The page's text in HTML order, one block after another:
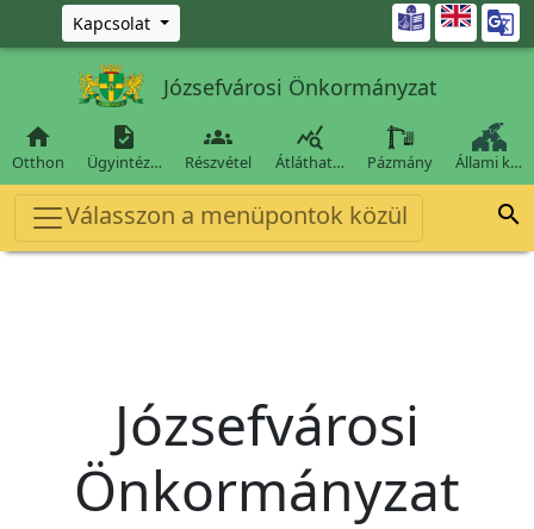
Ugrás a fő tartalomra
Kapcsolat 
Józsefvárosi Önkormányzat

Otthon

Ügyintéz…

Részvétel

Átláthat… Pázmány Állami k…
Válasszon a menüpontok közül 
Józsefvárosi
Önkormányzat